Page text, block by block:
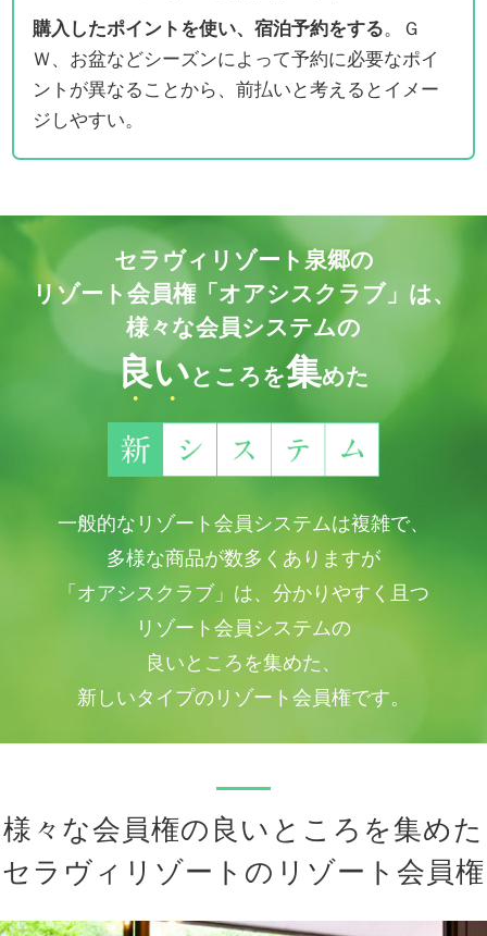
購入したポイントを使い、宿泊予約をする。Ｇ
Ｗ、お盆などシーズンによって予約に必要なポイ
ントが異なることから、前払いと考えるとイメー
ジしやすい。
セラヴィリゾート泉郷の
リゾート会員権「オアシスクラブ」は、
様々な会員システムの
良いところを集めた
一般的なリゾート会員システムは複雑で、
多様な商品が数多くありますが
「オアシスクラブ」は、分かりやすく且つ
リゾート会員システムの
良いところを集めた、
新しいタイプのリゾート会員権です。
様々な会員権の良いところを集めた
セラヴィリゾートのリゾート会員権